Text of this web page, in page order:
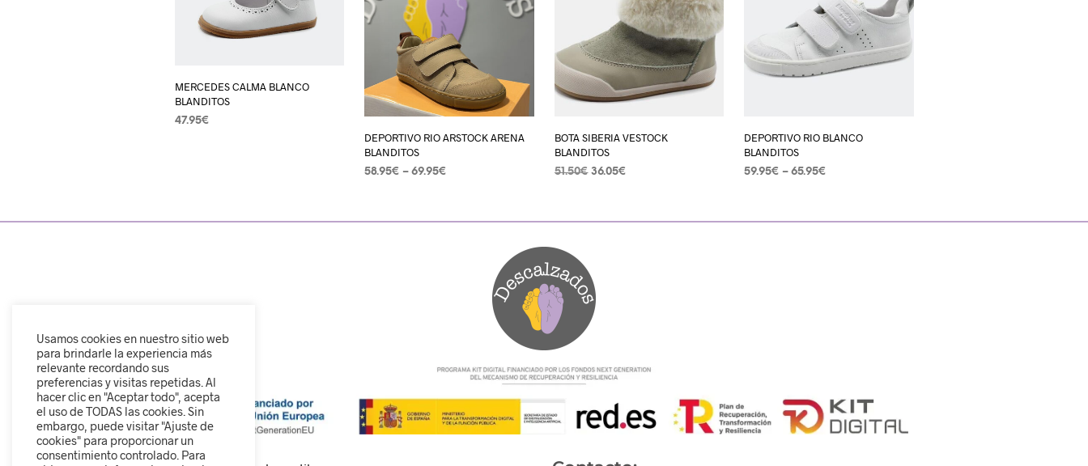
MERCEDES CALMA BLANCO
BLANDITOS
47.95€
DEPORTIVO RIO ARSTOCK ARENA
BLANDITOS
58.95€ – 69.95€
BOTA SIBERIA VESTOCK
BLANDITOS
51.50€ 36.05€
DEPORTIVO RIO BLANCO
BLANDITOS
59.95€ – 65.95€
Usamos cookies en nuestro sitio web
para brindarle la experiencia más
relevante recordando sus
preferencias y visitas repetidas. Al
hacer clic en "Aceptar todo", acepta
el uso de TODAS las cookies. Sin
embargo, puede visitar "Ajuste de
cookies" para proporcionar un
consentimiento controlado. Para